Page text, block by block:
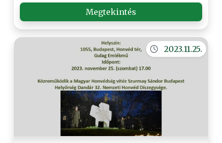
Megtekintés
2023.11.25.